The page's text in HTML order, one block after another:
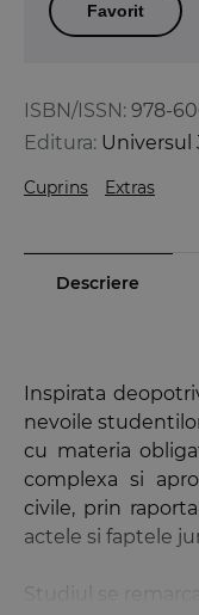
ISBN/ISSN: 978-
Editura: Universul
Cuprins Extras
Favorit
Descriere
Inspirata
nevoile
cu materia
complexa si
civile, prin
actele si faptele
Studiul se